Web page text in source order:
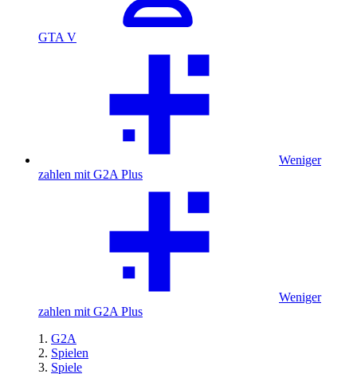
GTA V
Weniger
zahlen mit G2A Plus
Weniger
zahlen mit G2A Plus
G2A
Spielen
Spiele